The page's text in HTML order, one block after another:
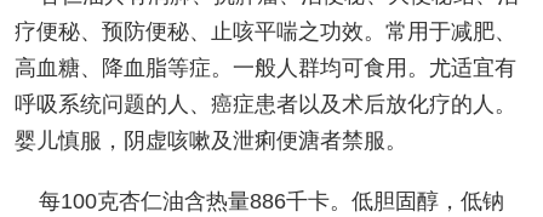
疗便秘、预防便秘、止咳平喘之功效。常用于减肥、
高血糖、降血脂等症。一般人群均可食用。尤适宜有
呼吸系统问题的人、癌症患者以及术后放化疗的人。
婴儿慎服，阴虚咳嗽及泄痢便溏者禁服。
每100克杏仁油含热量886千卡。低胆固醇，低钠